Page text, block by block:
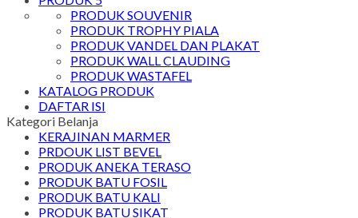
PRODUK SOUVENIR
PRODUK TROPHY PIALA
PRODUK VANDEL DAN PLAKAT
PRODUK WALL CLAUDING
PRODUK WASTAFEL
KATALOG PRODUK
DAFTAR ISI
Kategori Belanja
KERAJINAN MARMER
PRDOUK LIST BEVEL
PRODUK ANEKA TERASO
PRODUK BATU FOSIL
PRODUK BATU KALI
PRODUK BATU SIKAT